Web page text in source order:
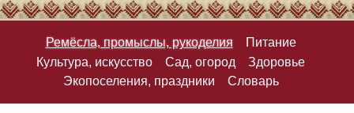
Ремёсла, промыслы, рукоделия
Питание
Культура, искусство
Сад, огород
Здоровье
Экопоселения, праздники
Словарь